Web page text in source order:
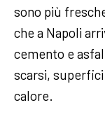
sono più
che a Napoli
cemento e
scarsi,
calore.